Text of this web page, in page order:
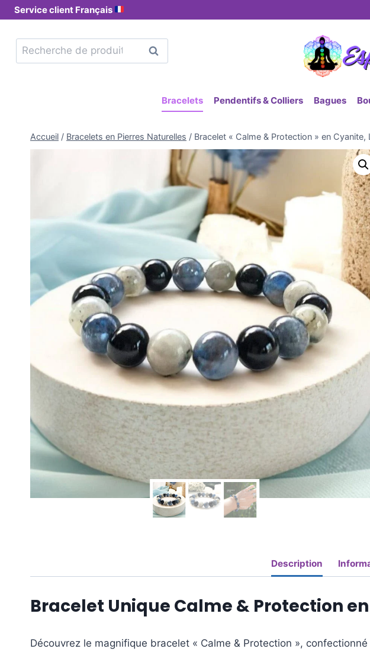
Service client Français
Recherche
Bracelets Pendentifs & Colliers Bagues
Accueil / Bracelets en Pierres Naturelles / Bracelet « Calme & Protection » en Cyanite,
Description
Bracelet Unique Calme & Protection
Découvrez le magnifique bracelet « Calme & Protection »,